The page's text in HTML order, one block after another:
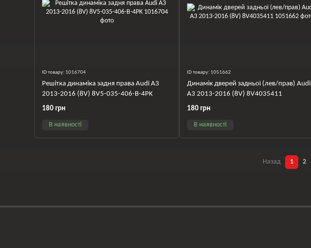
ID товару: 1016704
Решітка динаміка задня права Audi A3
2013-2016 (8V) 8V5-035-406-B-4PK
180 грн
В наявності
ID товару: 1051662
Динамік дверей задньої (лев/прав) Audi
A3 2013-2016 (8V) 8V4035411
180 грн
В наявності
Назад 1 2